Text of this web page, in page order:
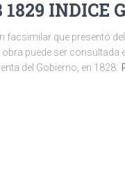
INDICE
facsimilar que presentó
puede ser consultada
del Gobierno, en 1828.